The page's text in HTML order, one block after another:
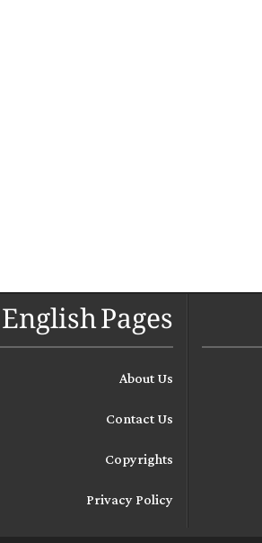
English Pages
About Us
Contact Us
Copyrights
Privacy Policy